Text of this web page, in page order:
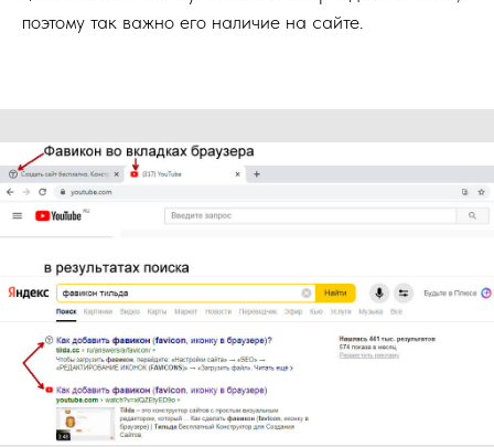
поэтому так важно его наличие на сайте.